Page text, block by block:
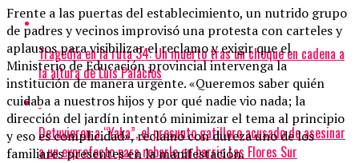
Frente a las puertas del establecimiento, un nutrido grupo
de padres y vecinos improvisó una protesta con carteles y
aplausos para visibilizar el reclamo y exigir que el
Ministerio de Educación provincial intervenga la
institución de manera urgente. «Queremos saber quién
cuidaba a nuestros hijos y por qué nadie vio nada; la
dirección del jardín intentó minimizar el tema al principio
y eso es complicidad», reclamó con dureza uno de los
familiares presentes en la manifestación.
Tragedia en la ruta 34: Un muerto tras un choque en cadena a
la altura de Luis Palacios
Detuvieron a “Yaka”, el presunto gatillero acusado de asesinar
a un exprefecto para robarle en barrio Las Flores Sur